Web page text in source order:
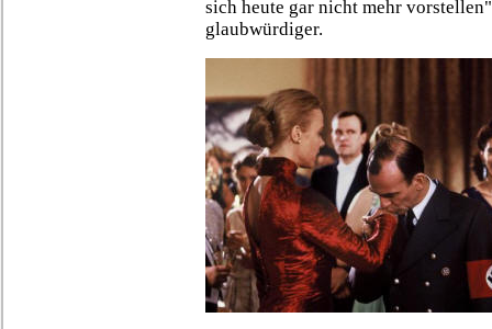
sich heute gar nicht mehr
glaubwürdiger.